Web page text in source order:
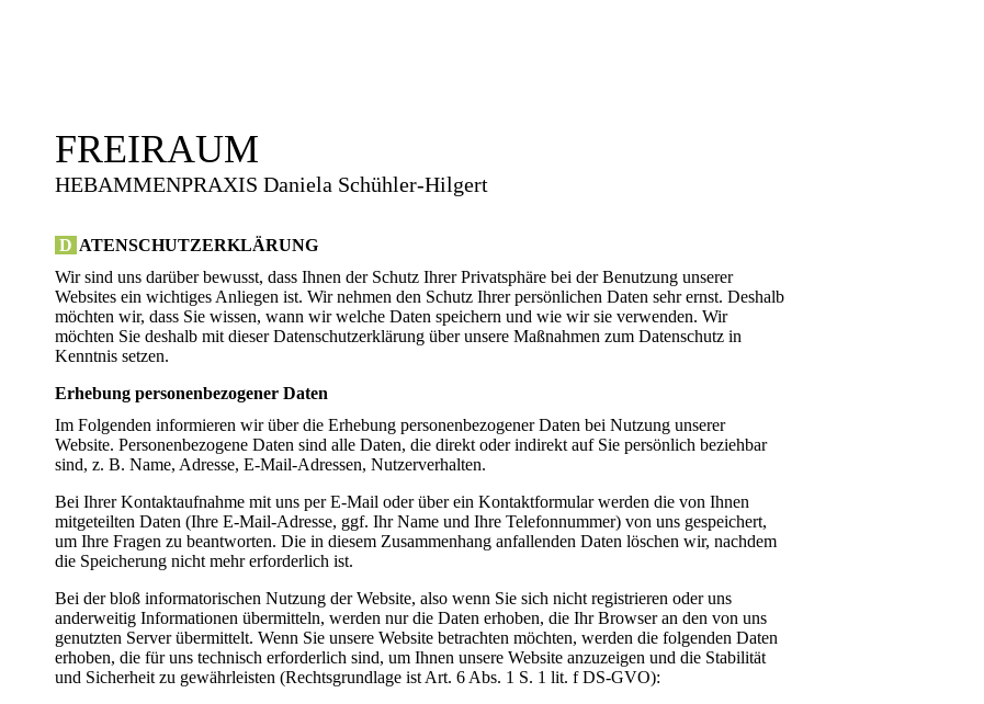
FREIRAUM
HEBAMMENPRAXIS Daniela Schühler-Hilgert
D ATENSCHUTZERKLÄRUNG
Wir sind uns darüber bewusst, dass Ihnen der Schutz Ihrer Privatsphäre bei der Benutzung unserer
Websites ein wichtiges Anliegen ist. Wir nehmen den Schutz Ihrer persönlichen Daten sehr ernst. Deshalb
möchten wir, dass Sie wissen, wann wir welche Daten speichern und wie wir sie verwenden. Wir
möchten Sie deshalb mit dieser Datenschutzerklärung über unsere Maßnahmen zum Datenschutz in
Kenntnis setzen.
Erhebung personenbezogener Daten
Im Folgenden informieren wir über die Erhebung personenbezogener Daten bei Nutzung unserer
Website. Personenbezogene Daten sind alle Daten, die direkt oder indirekt auf Sie persönlich beziehbar
sind, z. B. Name, Adresse, E-Mail-Adressen, Nutzerverhalten.
Bei Ihrer Kontaktaufnahme mit uns per E-Mail oder über ein Kontaktformular werden die von Ihnen
mitgeteilten Daten (Ihre E-Mail-Adresse, ggf. Ihr Name und Ihre Telefonnummer) von uns gespeichert,
um Ihre Fragen zu beantworten. Die in diesem Zusammenhang anfallenden Daten löschen wir, nachdem
die Speicherung nicht mehr erforderlich ist.
Bei der bloß informatorischen Nutzung der Website, also wenn Sie sich nicht registrieren oder uns
anderweitig Informationen übermitteln, werden nur die Daten erhoben, die Ihr Browser an den von uns
genutzten Server übermittelt. Wenn Sie unsere Website betrachten möchten, werden die folgenden Daten
erhoben, die für uns technisch erforderlich sind, um Ihnen unsere Website anzuzeigen und die Stabilität
und Sicherheit zu gewährleisten (Rechtsgrundlage ist Art. 6 Abs. 1 S. 1 lit. f DS-GVO):